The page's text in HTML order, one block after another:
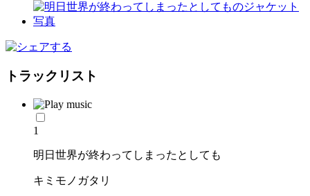
トラックリスト
1
明日世界が終わってしまったとしても
キミモノガタリ